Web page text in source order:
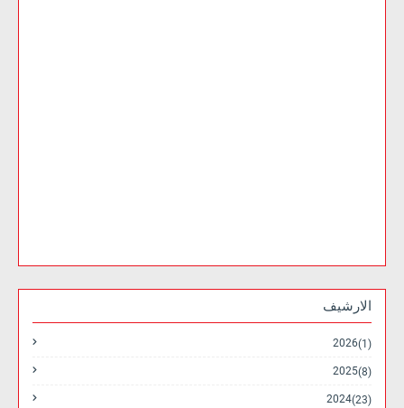
الارشيف
2026 (1)
2025 (8)
2024 (23)